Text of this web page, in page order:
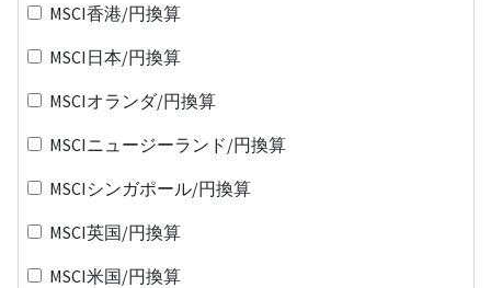
MSCI香港/円換算
MSCI日本/円換算
MSCIオランダ/円換算
MSCIニュージーランド/円換算
MSCIシンガポール/円換算
MSCI英国/円換算
MSCI米国/円換算